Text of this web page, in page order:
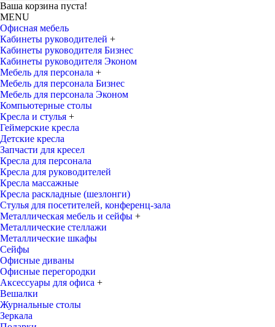
Ваша корзина пуста!
MENU
Офисная мебель
Кабинеты руководителей +
Кабинеты руководителя Бизнес
Кабинеты руководителя Эконом
Мебель для персонала +
Мебель для персонала Бизнес
Мебель для персонала Эконом
Компьютерные столы
Кресла и стулья +
Геймерские кресла
Детские кресла
Запчасти для кресел
Кресла для персонала
Кресла для руководителей
Кресла массажные
Кресла раскладные (шезлонги)
Стулья для посетителей, конференц-зала
Металлическая мебель и сейфы +
Металлические стеллажи
Металлические шкафы
Сейфы
Офисные диваны
Офисные перегородки
Аксессуары для офиса +
Вешалки
Журнальные столы
Зеркала